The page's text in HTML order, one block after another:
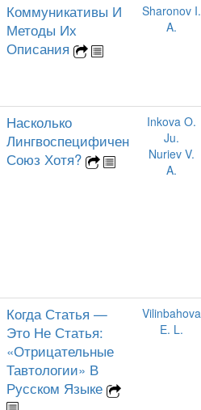
Коммуникативы И
Методы Их
Описания
Sharonov I.
A.
Насколько
Лингвоспецифичен
Союз Хотя?
Inkova O.
Ju.
Nuriev V.
A.
Когда Статья —
Это Не Статья:
«Отрицательные
Тавтологии» В
Русском Языке
Vilinbahova
E. L.